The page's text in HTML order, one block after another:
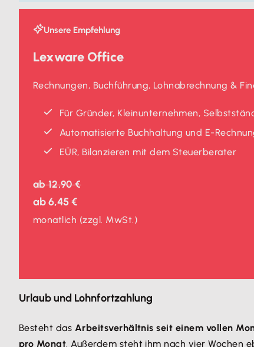
Unsere Empfehlung
Lexware Office
Rechnungen, Buchführung, Lohnabrechnung &
Für Gründer, Kleinunternehmen,
Automatisierte Buchhaltung und E-
EÜR, Bilanzieren mit dem Steuerberater
ab12,90 €
ab6,45 €
monatlich (zzgl. MwSt.)
Urlaub und Lohnfortzahlung
Besteht das Arbeitsverhältnis seit einem vollen
pro Monat. Außerdem steht ihm nach vier Wochen